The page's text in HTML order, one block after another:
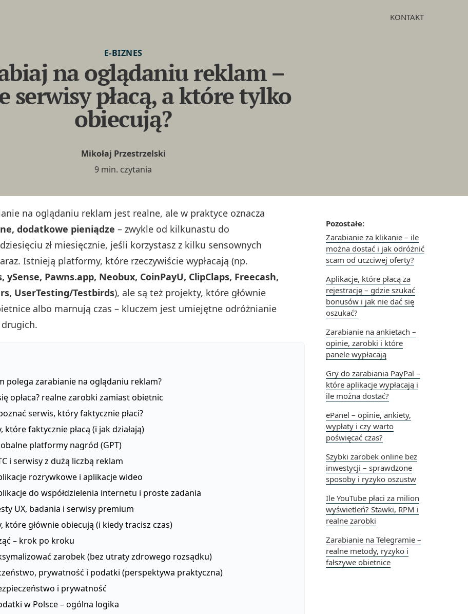
KONTAKT
E-BIZNES
na oglądaniu reklam –
serwisy płacą, a które tylko
obiecują?
Mikołaj Przestrzelski
9 min. czytania
Pozostałe:
Zarabianie za klikanie – ile
można dostać i jak odróżnić
scam od uczciwej oferty?
Aplikacje, które płacą za
rejestrację – gdzie szukać
bonusów i jak nie dać się
oszukać?
Zarabianie na ankietach –
opinie, zarobki i które
panele wypłacają
Gry do zarabiania PayPal –
które aplikacje wypłacają i
ile można dostać?
ePanel – opinie, ankiety,
wypłaty i czy warto
poświęcać czas?
Szybki zarobek online bez
inwestycji – sprawdzone
sposoby i ryzyko oszustw
Ile YouTube płaci za milion
wyświetleń? Stawki, RPM i
realne zarobki
Zarabianie na Telegramie –
realne metody, ryzyko i
fałszywe obietnice
na oglądaniu reklam jest realne, ale w praktyce oznacza
dodatkowe pieniądze – zwykle od kilkunastu do
zł miesięcznie, jeśli korzystasz z kilku sensownych
Istnieją platformy, które rzeczywiście wypłacają (np.
ySense, Pawns.app, Neobux, CoinPayU, ClipClaps, Freecash,
UserTesting/Testbirds), ale są też projekty, które głównie
albo marnują czas – kluczem jest umiejętne odróżnianie
polega zarabianie na oglądaniu reklam?
opłaca? realne zarobki zamiast obietnic
serwis, który faktycznie płaci?
które faktycznie płacą (i jak działają)
platformy nagród (GPT)
i serwisy z dużą liczbą reklam
rozrywkowe i aplikacje wideo
do współdzielenia internetu i proste zadania
UX, badania i serwisy premium
które głównie obiecują (i kiedy tracisz czas)
– krok po kroku
zarobek (bez utraty zdrowego rozsądku)
prywatność i podatki (perspektywa praktyczna)
i prywatność
w Polsce – ogólna logika